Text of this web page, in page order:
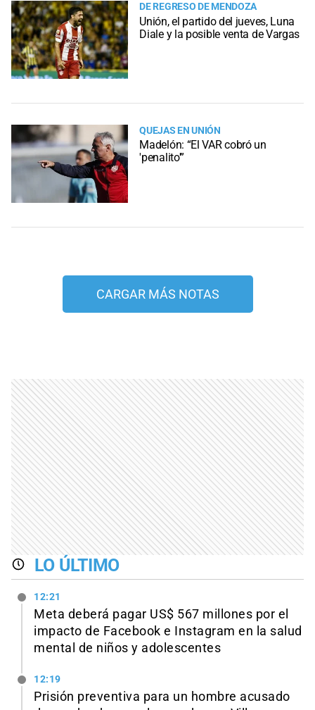
DE REGRESO DE MENDOZA
Unión, el partido del jueves, Luna
Diale y la posible venta de Vargas
QUEJAS EN UNIÓN
Madelón: “El VAR cobró un
'penalito'”
CARGAR MÁS NOTAS
LO ÚLTIMO
12:21
Meta deberá pagar US$ 567 millones por el
impacto de Facebook e Instagram en la salud
mental de niños y adolescentes
12:19
Prisión preventiva para un hombre acusado